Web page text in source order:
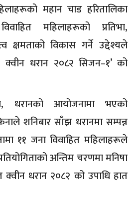
महान चाड हरितालिका
महिलाहरूको प्रतिभा,
क्षमताको विकास गर्ने उद्देश्यले
धरान २०८२ सिजन–१’ को
धरानको आयोजनामा भएको
शनिबार साँझ धरानमा सम्पन्न
११ जना विवाहित महिलाहरूले
अन्तिम चरणमा मनिषा
क्वीन धरान २०८२ को उपाधि हात